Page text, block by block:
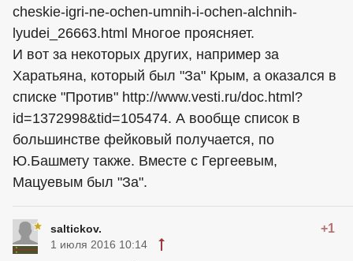
cheskie-igri-ne-ochen-umnih-i-ochen-alchnih-
lyudei_26663.html Многое проясняет.
И вот за некоторых других, например за
Харатьяна, который был "За" Крым, а оказался в
списке "Против" http://www.vesti.ru/doc.html?
id=1372998&tid=105474. А вообще список в
большинстве фейковый получается, по
Ю.Башмету также. Вместе с Гергеевым,
Мацуевым был "За".
saltickov. +1
1 июля 2016 10:14